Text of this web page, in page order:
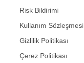
Risk Bildirimi
Kullanım Sözleşmesi
Gizlilik Politikası
Çerez Politikası